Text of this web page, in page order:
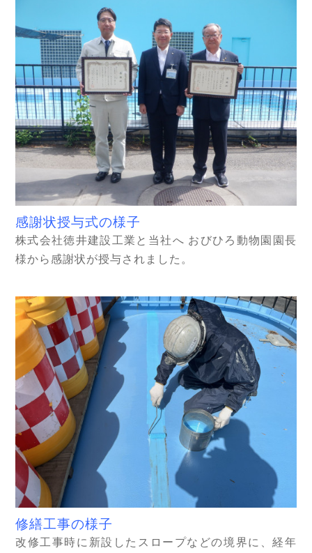
感謝状授与式の様子
株式会社徳井建設工業と当社へ おびひろ動物園園長
様から感謝状が授与されました。
修繕工事の様子
改修工事時に新設したスロープなどの境界に、経年